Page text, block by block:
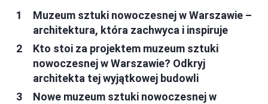
Muzeum sztuki nowoczesnej w Warszawie –
architektura, która zachwyca i inspiruje
Kto stoi za projektem muzeum sztuki
nowoczesnej w Warszawie? Odkryj
architekta tej wyjątkowej budowli
Nowe muzeum sztuki nowoczesnej w